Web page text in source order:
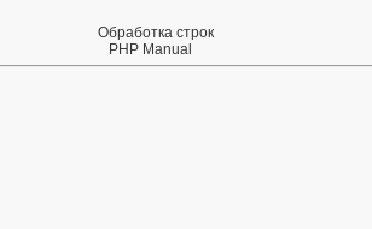
Обработка строк
PHP Manual